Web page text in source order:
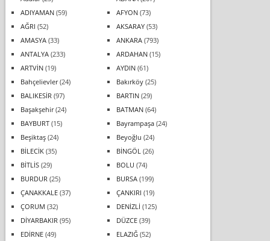
ADIYAMAN(59) AFYON(73)
AĞRI (52) AKSARAY(53)
AMASYA(33) ANKARA(793)
ANTALYA(233) ARDAHAN(15)
ARTVİN(19) AYDIN(61)
Bahçelievler(24) Bakırköy(25)
BALIKESİR (97) BARTIN(29)
Başakşehir(24) BATMAN(64)
BAYBURT(15) Bayrampaşa(24)
Beşiktaş(24) Beyoğlu (24)
BİLECİK(35) BİNGÖL (26)
BİTLİS(29) BOLU (74)
BURDUR (25) BURSA(199)
ÇANAKKALE(37) ÇANKIRI (19)
ÇORUM (32) DENİZLİ (125)
DİYARBAKIR (95) DÜZCE(39)
EDİRNE(49) ELAZIĞ(52)